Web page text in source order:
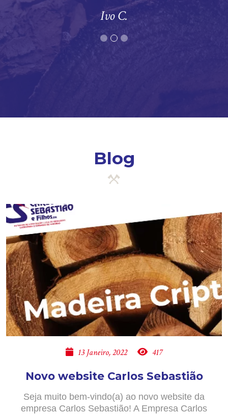
Ivo C.
Blog
13 Janeiro, 2022 417
Novo website Carlos Sebastião
Seja muito bem-vindo(a) ao novo website da
empresa Carlos Sebastião! A Empresa Carlos